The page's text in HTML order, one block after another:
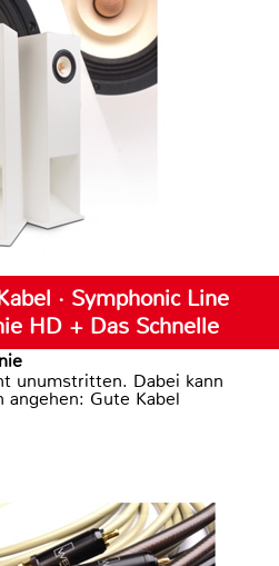
· Symphonic Line
HD + Das Schnelle
unumstritten. Dabei kann
angehen: Gute Kabel